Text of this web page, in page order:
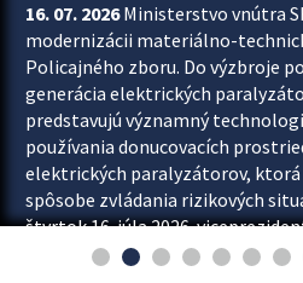
16. 07. 2026Ministerstvo vnútra
modernizácii materiálno-
Policajného zboru. Do výzbroje
generácia elektrických
predstavujú významný
používania donucovacích
elektrických paralyzátorov, ktorá
spôsobe zvládania rizikových
štvrtok 16. júla 2026
Rastislav Polakovič a riaditeľ